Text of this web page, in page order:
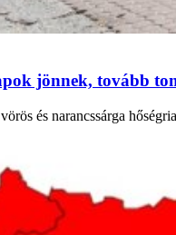
jönnek, tovább
és narancssárga